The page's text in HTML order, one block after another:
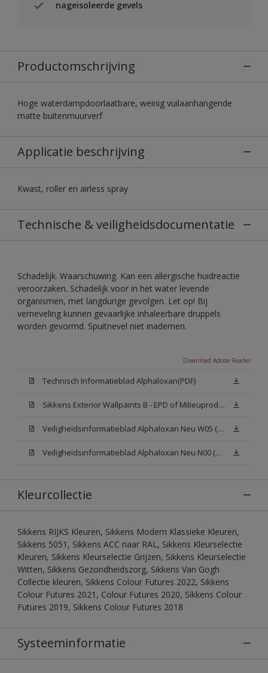
nageisoleerde gevels
Productomschrijving
Hoge waterdampdoorlaatbare, weinig vuilaanhangende
matte buitenmuurverf
Applicatie beschrijving
Kwast, roller en airless spray
Technische & veiligheidsdocumentatie
Schadelijk. Waarschuwing. Kan een allergische huidreactie
veroorzaken. Schadelijk voor in het water levende
organismen, met langdurige gevolgen. Let op! Bij
verneveling kunnen gevaarlijke inhaleerbare druppels
worden gevormd. Spuitnevel niet inademen.
Download Adobe Reader
Technisch Informatieblad Alphaloxan(PDF)
Sikkens Exterior Wallpaints B - EPD of Milieuproductverklaring
Veiligheidsinformatieblad Alphaloxan Neu W05 (MSDS)
Veiligheidsinformatieblad Alphaloxan Neu N00 (MSDS)
Kleurcollectie
Sikkens RIJKS Kleuren, Sikkens Modern Klassieke Kleuren,
Sikkens 5051, Sikkens ACC naar RAL, Sikkens Kleurselectie
Kleuren, Sikkens Kleurselectie Grijzen, Sikkens Kleurselectie
Witten, Sikkens Gezondheidszorg, Sikkens Van Gogh
Collectie kleuren, Sikkens Colour Futures 2022, Sikkens
Colour Futures 2021, Colour Futures 2020, Sikkens Colour
Futures 2019, Sikkens Colour Futures 2018
Systeeminformatie